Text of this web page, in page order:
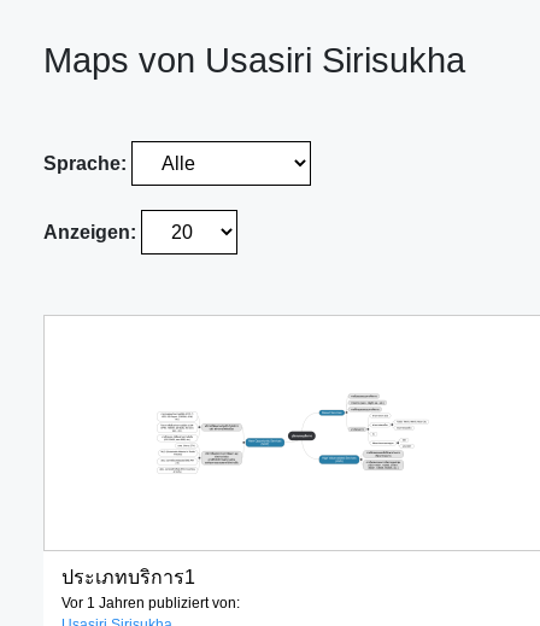
Maps von Usasiri Sirisukha
Sprache:
Anzeigen:
ประเภทบริการ1
Vor 1 Jahren publiziert von: